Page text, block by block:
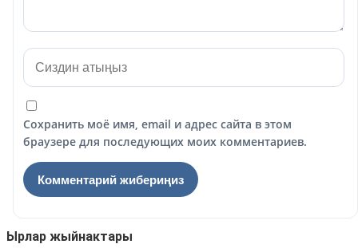
Сохранить моё имя, email и адрес сайта в этом
браузере для последующих моих комментариев.
Ырлар жыйнактары